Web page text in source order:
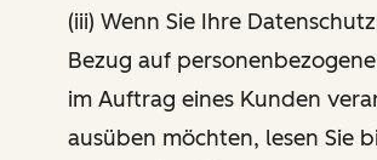
(iii) Wenn Sie Ihre
Bezug auf
im Auftrag eines Kunden
ausüben möchten, lesen Sie